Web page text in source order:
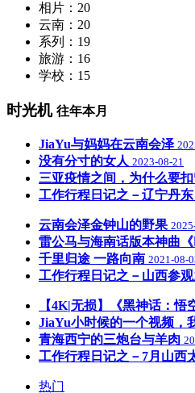
相片：20
云南：20
系列：19
旅游：16
学校：15
时光机 往年本月
JiaYu与妈妈在云南会泽
没有分寸的女人 2023-08-21
三亚疫情之间，为什么要
工作行程日记之－辽宁丹东
云南会泽金钟山的野果
雷公马与海南话版本神曲《
千里归途 一路向南 2021-08-
工作行程日记之－山西参
【4K|无损】《黑神话：悟
JiaYu小时候的一个视频，
青海西宁的三炮台与羊肉
工作行程日记之－7月山西
热门